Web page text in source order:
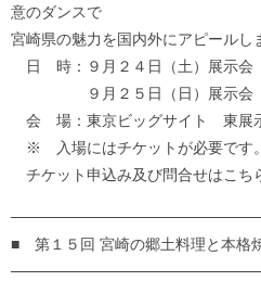
意のダンスで
宮崎県の魅力を国内外にアピールし
日 時：９月２４日（土）展示会
９月２５日（日）展示会（
会 場：東京ビッグサイト 東展
※ 入場にはチケットが必要です。
チケット申込み及び問合せはこ
■ 第１５回 宮崎の郷土料理と本格